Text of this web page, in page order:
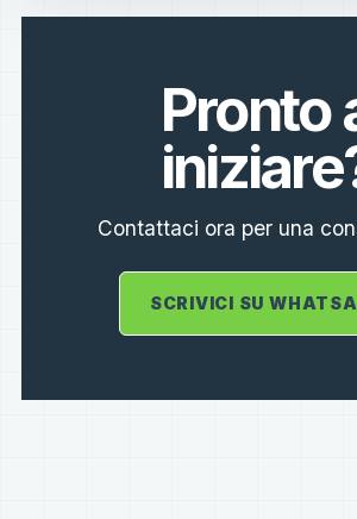
Pronto
Contattaci ora per una
SCRIVICI SU